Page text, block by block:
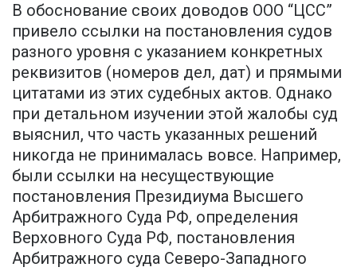
В обоснование своих доводов ООО “ЦСС”
привело ссылки на постановления судов
разного уровня с указанием конкретных
реквизитов (номеров дел, дат) и прямыми
цитатами из этих судебных актов. Однако
при детальном изучении этой жалобы суд
выяснил, что часть указанных решений
никогда не принималась вовсе. Например,
были ссылки на несуществующие
постановления Президиума Высшего
Арбитражного Суда РФ, определения
Верховного Суда РФ, постановления
Арбитражного суда Северо-Западного